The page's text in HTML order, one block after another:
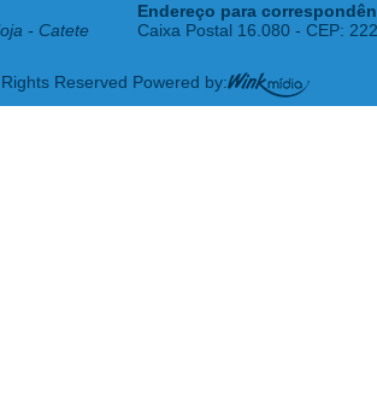
- Catete
Endereço para
Caixa Postal 16.080 - CEP:
Reserved Powered by: